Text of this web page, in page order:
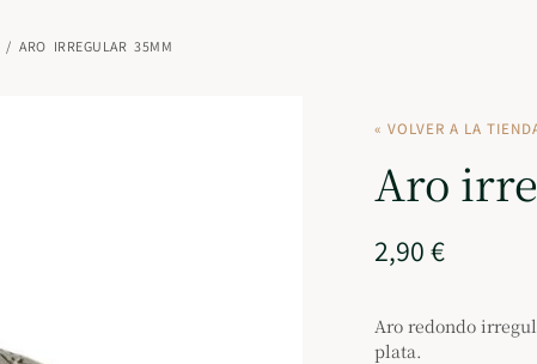
/ ARO IRREGULAR 35MM
« VOLVER A LA
Aro
2,90€
Aro redondo
plata.